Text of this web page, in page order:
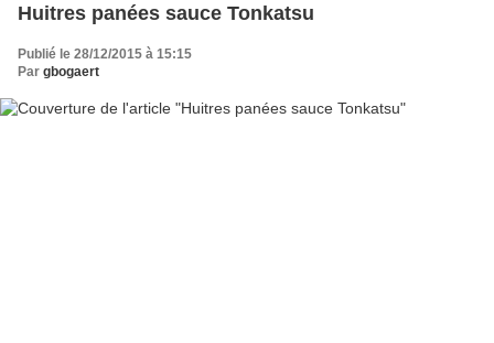
Huitres panées sauce Tonkatsu
Publié le 28/12/2015 à 15:15
Par gbogaert